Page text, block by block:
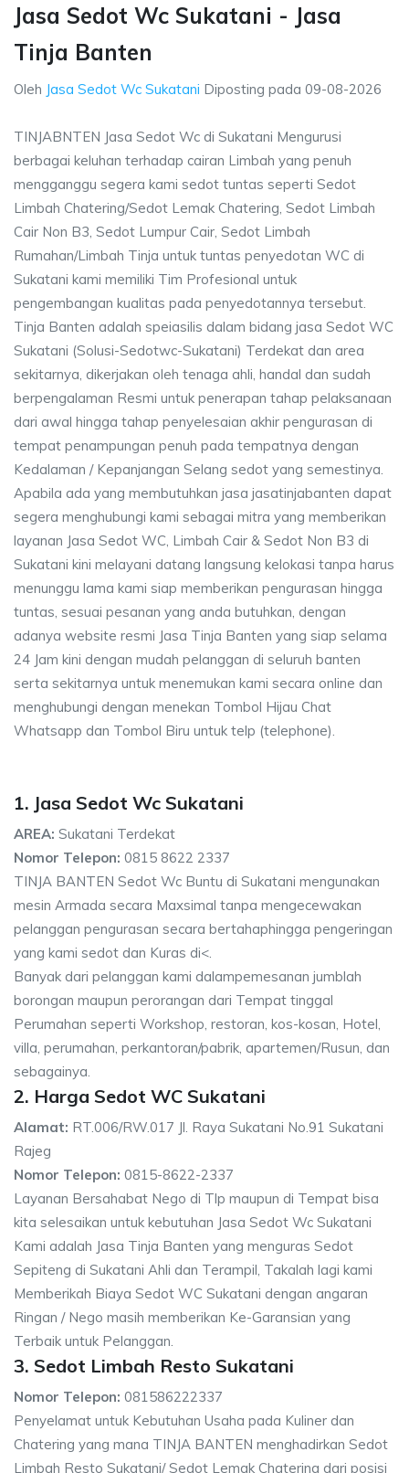
Jasa Sedot Wc Sukatani - Jasa
Tinja Banten
Oleh Jasa Sedot Wc Sukatani Diposting pada 09-08-2026
TINJABNTEN Jasa Sedot Wc di Sukatani Mengurusi
berbagai keluhan terhadap cairan Limbah yang penuh
mengganggu segera kami sedot tuntas seperti Sedot
Limbah Chatering/Sedot Lemak Chatering, Sedot Limbah
Cair Non B3, Sedot Lumpur Cair, Sedot Limbah
Rumahan/Limbah Tinja untuk tuntas penyedotan WC di
Sukatani kami memiliki Tim Profesional untuk
pengembangan kualitas pada penyedotannya tersebut.
Tinja Banten adalah speiasilis dalam bidang jasa Sedot WC
Sukatani (Solusi-Sedotwc-Sukatani) Terdekat dan area
sekitarnya, dikerjakan oleh tenaga ahli, handal dan sudah
berpengalaman Resmi untuk penerapan tahap pelaksanaan
dari awal hingga tahap penyelesaian akhir pengurasan di
tempat penampungan penuh pada tempatnya dengan
Kedalaman / Kepanjangan Selang sedot yang semestinya.
Apabila ada yang membutuhkan jasa jasatinjabanten dapat
segera menghubungi kami sebagai mitra yang memberikan
layanan Jasa Sedot WC, Limbah Cair & Sedot Non B3 di
Sukatani kini melayani datang langsung kelokasi tanpa harus
menunggu lama kami siap memberikan pengurasan hingga
tuntas, sesuai pesanan yang anda butuhkan, dengan
adanya website resmi Jasa Tinja Banten yang siap selama
24 Jam kini dengan mudah pelanggan di seluruh banten
serta sekitarnya untuk menemukan kami secara online dan
menghubungi dengan menekan Tombol Hijau Chat
Whatsapp dan Tombol Biru untuk telp (telephone).
1. Jasa Sedot Wc Sukatani
AREA: Sukatani Terdekat
Nomor Telepon: 0815 8622 2337
TINJA BANTEN Sedot Wc Buntu di Sukatani mengunakan
mesin Armada secara Maxsimal tanpa mengecewakan
pelanggan pengurasan secara bertahaphingga pengeringan
yang kami sedot dan Kuras di<.
Banyak dari pelanggan kami dalampemesanan jumblah
borongan maupun perorangan dari Tempat tinggal
Perumahan seperti Workshop, restoran, kos-kosan, Hotel,
villa, perumahan, perkantoran/pabrik, apartemen/Rusun, dan
sebagainya.
2. Harga Sedot WC Sukatani
Alamat: RT.006/RW.017 Jl. Raya Sukatani No.91 Sukatani
Rajeg
Nomor Telepon: 0815-8622-2337
Layanan Bersahabat Nego di Tlp maupun di Tempat bisa
kita selesaikan untuk kebutuhan Jasa Sedot Wc Sukatani
Kami adalah Jasa Tinja Banten yang menguras Sedot
Sepiteng di Sukatani Ahli dan Terampil, Takalah lagi kami
Memberikah Biaya Sedot WC Sukatani dengan angaran
Ringan / Nego masih memberikan Ke-Garansian yang
Terbaik untuk Pelanggan.
3. Sedot Limbah Resto Sukatani
Nomor Telepon: 081586222337
Penyelamat untuk Kebutuhan Usaha pada Kuliner dan
Chatering yang mana TINJA BANTEN menghadirkan Sedot
Limbah Resto Sukatani/ Sedot Lemak Chatering dari posisi